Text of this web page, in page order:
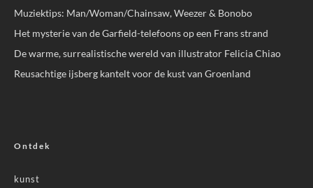
Muziektips: Man/Woman/Chainsaw, Weezer & Bonobo
Het mysterie van de Garfield-telefoons op een Frans strand
De warme, surrealistische wereld van illustrator Felicia Chiao
Reusachtige ijsberg kantelt voor de kust van Groenland
Ontdek
kunst